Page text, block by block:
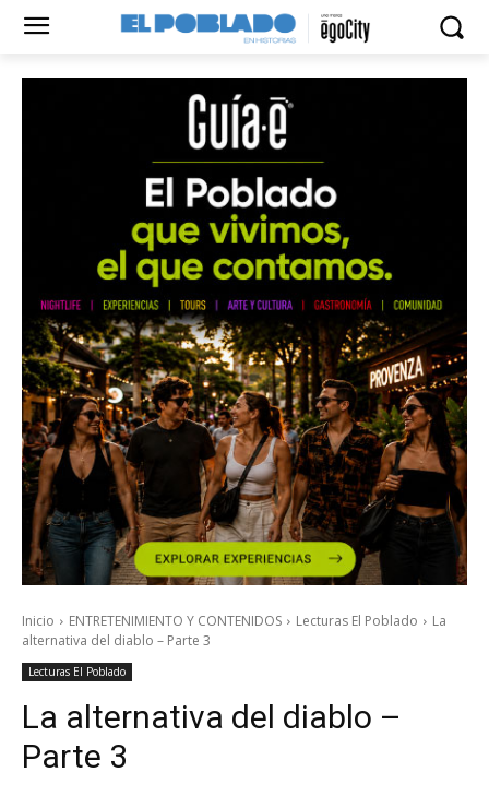
Inicio ENTRETENIMIENTO Y CONTENIDOS Lecturas El Poblado
La
alternativa del diablo – Parte 3
Lecturas El Poblado
La alternativa del diablo –
Parte 3